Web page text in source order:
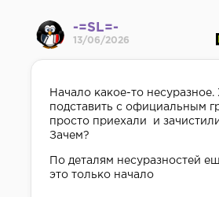
-=SL=-
13/06/2026
Начало какое-то несуразное.
подставить с официальным
просто приехали и
Зачем?
По деталям несуразностей
это только начало